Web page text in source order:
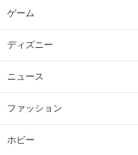
ゲーム
ディズニー
ニュース
ファッション
ホビー